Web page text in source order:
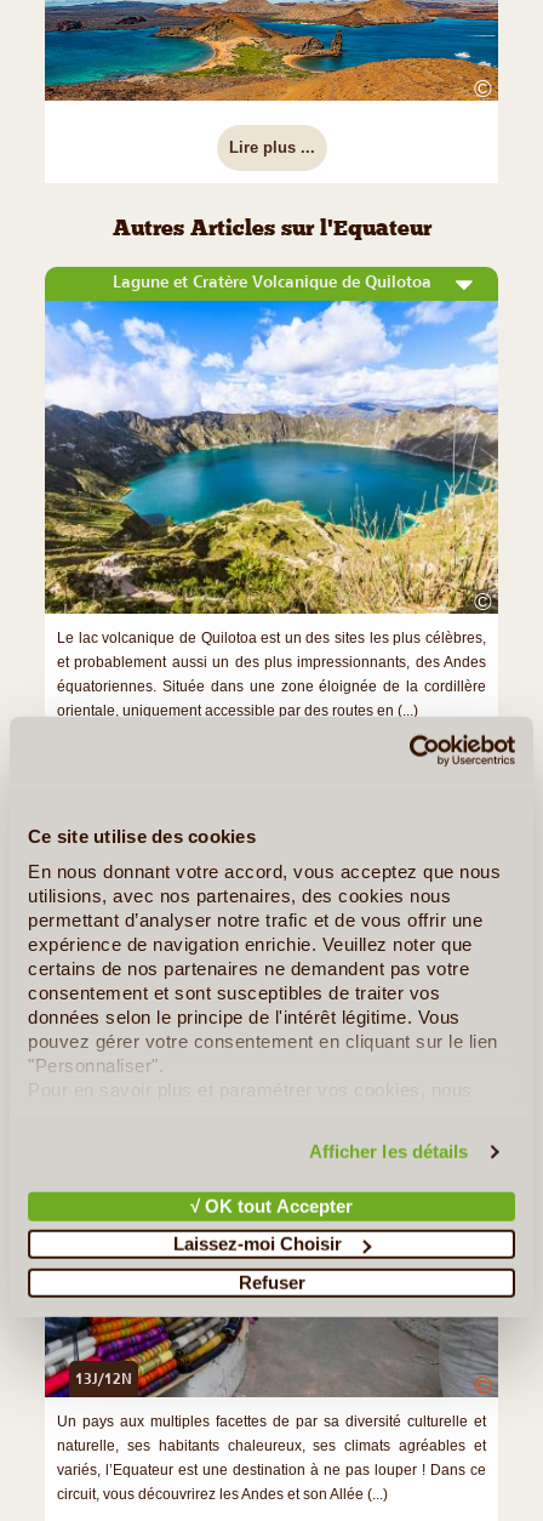
Ce site utilise des cookies
En nous donnant votre accord, vous acceptez que nous
utilisions, avec nos partenaires, des cookies nous
permettant d’analyser notre trafic et de vous offrir une
expérience de navigation enrichie. Veuillez noter que
certains de nos partenaires ne demandent pas votre
consentement et sont susceptibles de traiter vos
données selon le principe de l'intérêt légitime. Vous
pouvez gérer votre consentement en cliquant sur le lien
"Personnaliser".
Pour en savoir plus et paramétrer vos cookies, nous
Afficher les détails
√ OK tout Accepter
Laissez-moi Choisir
Refuser
©
Lire plus ...
Autres Articles sur l'Equateur
Lagune et Cratère Volcanique de Quilotoa
©
Le lac volcanique de Quilotoa est un des sites les plus célèbres,
et probablement aussi un des plus impressionnants, des Andes
équatoriennes. Située dans une zone éloignée de la cordillère
orientale, uniquement accessible par des routes en (...)
La Mitad del Mundo, la vraie et la fausse ?
Le Cotopaxi, Plus Haut Volcan Actif du Monde
Tous les Articles sur l'Equateur»
Quelques Idées de Voyages en Equateur
Vacances En Famille En Equateur
13J/12N ©
Un pays aux multiples facettes de par sa diversité culturelle et
naturelle, ses habitants chaleureux, ses climats agréables et
variés, l’Equateur est une destination à ne pas louper ! Dans ce
circuit, vous découvrirez les Andes et son Allée (...)